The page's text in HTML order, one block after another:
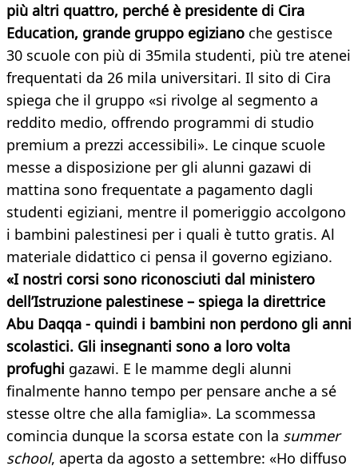
più altri quattro, perché è presidente di Cira
Education, grande gruppo egiziano che gestisce
30 scuole con più di 35mila studenti, più tre atenei
frequentati da 26 mila universitari. Il sito di Cira
spiega che il gruppo «si rivolge al segmento a
reddito medio, offrendo programmi di studio
premium a prezzi accessibili». Le cinque scuole
messe a disposizione per gli alunni gazawi di
mattina sono frequentate a pagamento dagli
studenti egiziani, mentre il pomeriggio accolgono
i bambini palestinesi per i quali è tutto gratis. Al
materiale didattico ci pensa il governo egiziano.
«I nostri corsi sono riconosciuti dal ministero
dell’Istruzione palestinese – spiega la direttrice
Abu Daqqa - quindi i bambini non perdono gli anni
scolastici. Gli insegnanti sono a loro volta
profughi gazawi. E le mamme degli alunni
finalmente hanno tempo per pensare anche a sé
stesse oltre che alla famiglia». La scommessa
comincia dunque la scorsa estate con la summer
school, aperta da agosto a settembre: «Ho diffuso